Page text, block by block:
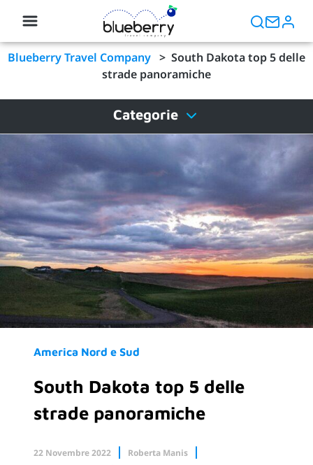
Blueberry Travel Company > South Dakota top 5 delle
strade panoramiche
Categorie
America Nord e Sud
South Dakota top 5 delle
strade panoramiche
22 Novembre 2022
Roberta Manis